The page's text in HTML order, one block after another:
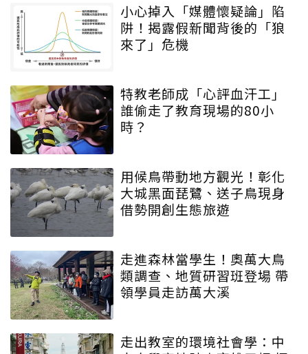
小心掉入「媒體懷疑論」陷
阱！揭露假新聞背後的「狼
來了」危機
特教老師成「心評血汗工」
誰偷走了教育現場的80小
時？
用候鳥帶動地方觀光！彰化
大城黑面琵鷺、送子鳥現身
借勢開創生態旅遊
走進森林當學生！奧萬大鳥
類調查、地質研習班登場 帶
領學員走訪萬大溪
走出教室的環境社會學：中